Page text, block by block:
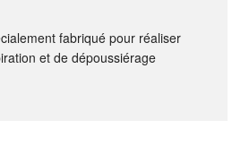
fabriqué pour réaliser
et de dépoussiérage